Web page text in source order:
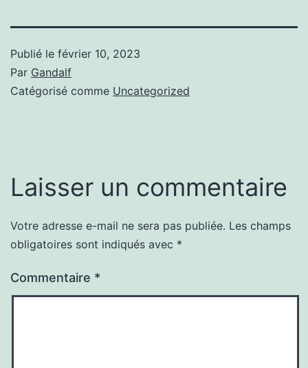
Publié le février 10, 2023
Par Gandalf
Catégorisé comme Uncategorized
Laisser un commentaire
Votre adresse e-mail ne sera pas publiée. Les champs
obligatoires sont indiqués avec *
Commentaire *